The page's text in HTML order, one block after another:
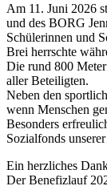
Am 11. Juni 2026
und des BORG
Schülerinnen und
Brei herrschte
Die rund 800
aller Beteiligten.
Neben den
wenn Menschen
Besonders
Sozialfonds
Ein herzliches
Der Benefizlauf